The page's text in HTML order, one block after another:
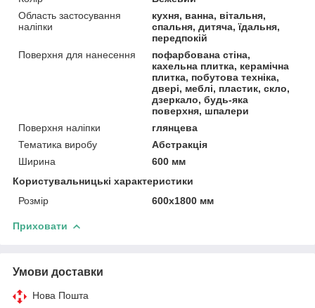
Область застосування
наліпки
кухня, ванна, вітальня,
спальня, дитяча, їдальня,
передпокій
Поверхня для нанесення
пофарбована стіна,
кахельна плитка, керамічна
плитка, побутова техніка,
двері, меблі, пластик, скло,
дзеркало, будь-яка
поверхня, шпалери
Поверхня наліпки
глянцева
Тематика виробу
Абстракція
Ширина
600 мм
Користувальницькі характеристики
Розмір
600х1800 мм
Приховати
Умови доставки
Нова Пошта